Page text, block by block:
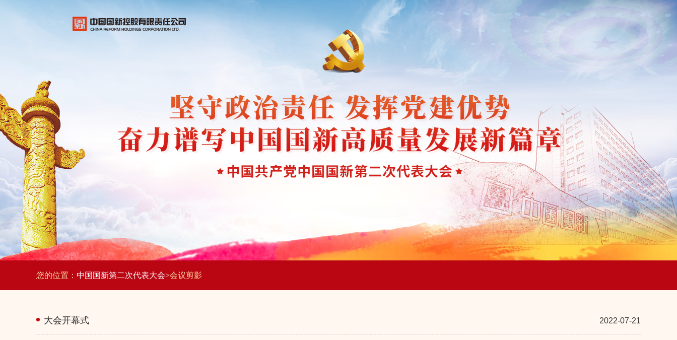
您的位置： 中国国新第二次代表大会>会议剪影
大会开幕式 2022-07-21